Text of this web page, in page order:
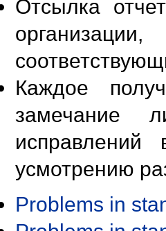
Отсылка
Каждое
замечание
исправлений
усмотрению
Problems in